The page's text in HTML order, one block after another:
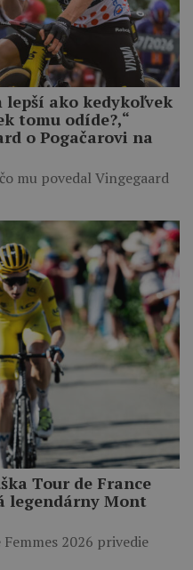
lepší ako kedykoľvek
tomu odíde?,“
o Pogačarovi na
mu povedal Vingegaard
Tour de France
legendárny Mont
2026 privedie